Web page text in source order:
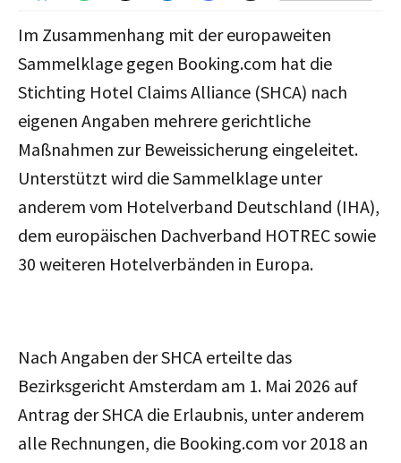
Im Zusammenhang mit der europaweiten
Sammelklage gegen Booking.com hat die
Stichting Hotel Claims Alliance (SHCA) nach
eigenen Angaben mehrere gerichtliche
Maßnahmen zur Beweissicherung eingeleitet.
Unterstützt wird die Sammelklage unter
anderem vom Hotelverband Deutschland (IHA),
dem europäischen Dachverband HOTREC sowie
30 weiteren Hotelverbänden in Europa.
Nach Angaben der SHCA erteilte das
Bezirksgericht Amsterdam am 1. Mai 2026 auf
Antrag der SHCA die Erlaubnis, unter anderem
alle Rechnungen, die Booking.com vor 2018 an